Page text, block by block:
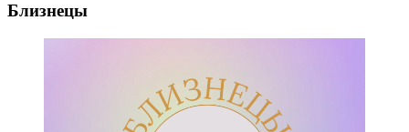
Близнецы